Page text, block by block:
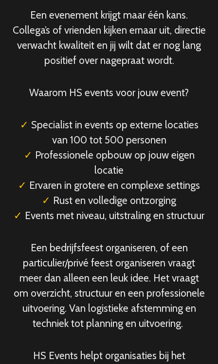
Een evenement krijgt maar één kans.
Collega’s of vrienden kijken ernaar uit, directie
verwacht kwaliteit en jij wilt dat er nog lang
positief over nagepraat wordt.
Waarom HS events voor jouw event?
✓ Specialist in events op externe locaties
van 100 tot 500 personen
✓ Professionele opbouw op jouw eigen
locatie
✓ Ervaren in grotere en complexe settings
✓ Rust en volledige ontzorging
✓ Events met niveau, uitstraling en structuur
Een bedrijfsfeest organiseren, of een
particulier/privé feest organiseren vraagt
meer dan alleen een leuk idee. Het vraagt
om overzicht, structuur en een professionele
uitvoering. Van logistieke afstemming en
techniek tot planning en uitvoering.
HS Events helpt organisaties bij het